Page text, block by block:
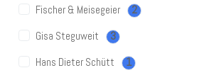
Fischer & Meisegeier 2
Gisa Steguweit 3
Hans Dieter Schütt 1